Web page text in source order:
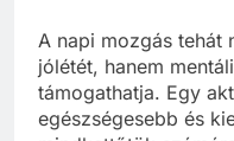
A napi mozgás tehát
jólétét, hanem
támogathatja. Egy
egészségesebb és